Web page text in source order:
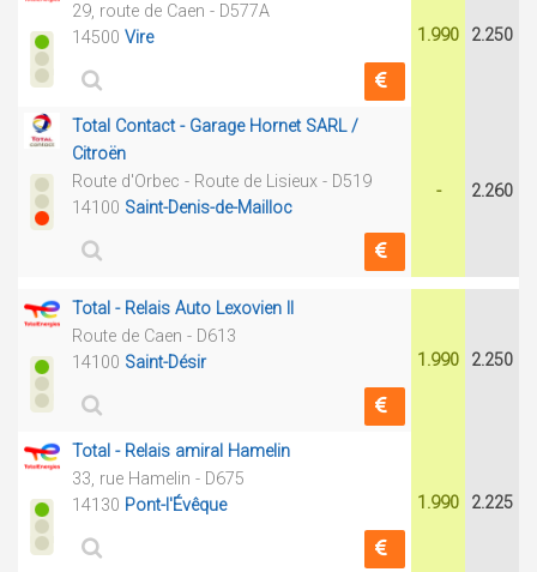
29, route de Caen - D577A
14500 Vire 1.990 2.250
Total Contact - Garage Hornet SARL /
Citroën
Route d'Orbec - Route de Lisieux - D519
14100 Saint-Denis-de-Mailloc
- 2.260
Total - Relais Auto Lexovien II
Route de Caen - D613
14100 Saint-Désir 1.990 2.250
Total - Relais amiral Hamelin
33, rue Hamelin - D675
14130 Pont-l'Évêque 1.990 2.225